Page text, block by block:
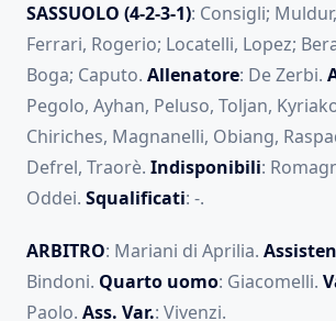
SASSUOLO (4-2-3-1): Consigli;
Ferrari, Rogerio; Locatelli, Lopez;
Boga; Caputo. Allenatore: De Zerbi.
Pegolo, Ayhan, Peluso, Toljan,
Chiriches, Magnanelli, Obiang,
Defrel, Traorè. Indisponibili:
Oddei. Squalificati: -.
ARBITRO: Mariani di Aprilia.
Bindoni. Quarto uomo: Giacomelli.
Paolo. Ass. Var.: Vivenzi.